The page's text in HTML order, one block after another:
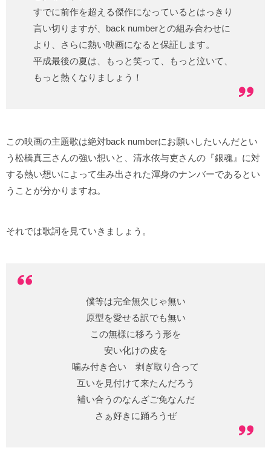
すでに前作を超える傑作になっているとはっきり
言い切りますが、back numberとの組み合わせに
より、さらに熱い映画になると保証します。
平成最後の夏は、もっと笑って、もっと泣いて、
もっと熱くなりましょう！
この映画の主題歌は絶対back numberにお願いしたいんだとい
う松橋真三さんの強い想いと、清水依与吏さんの『銀魂』に対
する熱い想いによって生み出された渾身のナンバーであるとい
うことが分かりますね。
それでは歌詞を見ていきましょう。
僕等は完全無欠じゃ無い
原型を愛せる訳でも無い
この無様に移ろう形を
安い化けの皮を
噛み付き合い 剥ぎ取り合って
互いを見付けて来たんだろう
補い合うのなんざご免なんだ
さぁ好きに踊ろうぜ